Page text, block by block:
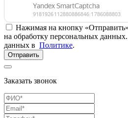
Нажимая на кнопку
на обработку персональных
данных в Политике.
Отправить
Заказать звонок